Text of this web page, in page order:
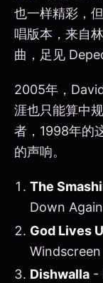
也一样精彩，
唱版本，来自
曲，足见
2005年，
涯也只能算中
者，1998年的
的声响。
The
Down Again
God Lives
Windscreen
Dishwalla -